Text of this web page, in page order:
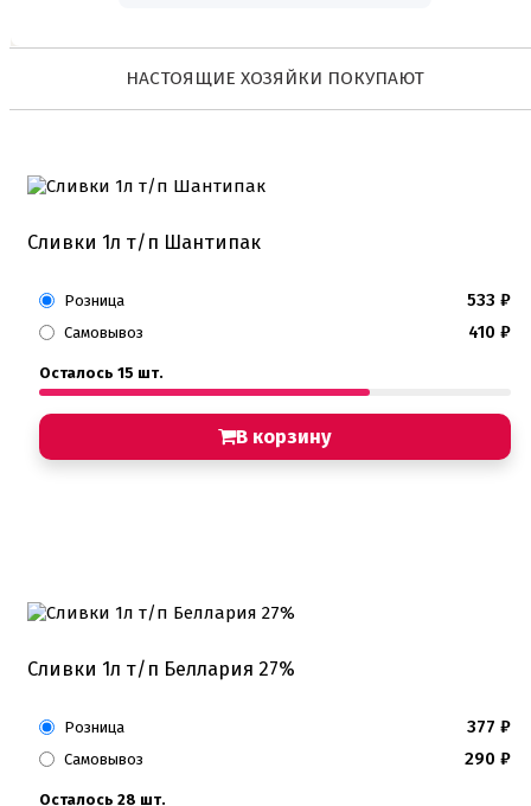
НАСТОЯЩИЕ ХОЗЯЙКИ ПОКУПАЮТ
Сливки 1л т/п Шантипак
Розница 533 ₽
Самовывоз 410 ₽
Осталось 15 шт.
В корзину
Сливки 1л т/п Беллария 27%
Розница 377 ₽
Самовывоз 290 ₽
Осталось 28 шт.